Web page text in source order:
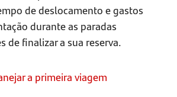
de deslocamento e gastos
durante as paradas
de finalizar a sua reserva.
a primeira viagem